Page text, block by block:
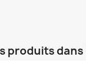
produits